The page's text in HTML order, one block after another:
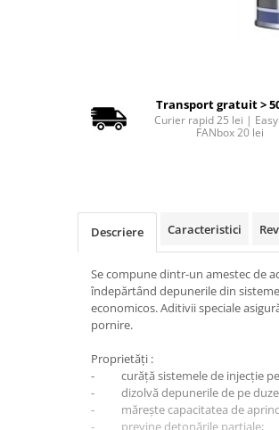
■ Filtre hidraulice
■ Filtre aditivi
■ Filtre agent racire
Transport gratuit >
Curier rapid 25 lei |
FANbox 20 lei
Descriere Caracteristici
Se compune dintr-un amestec de
îndepărtând depunerile din
economicos. Aditivii speciale
pornire.
Proprietăţi :
- curăţă sistemele de injecţie
- dizolvă depunerile de pe
- măreşte capacitatea de
- previne detonările parţiale;